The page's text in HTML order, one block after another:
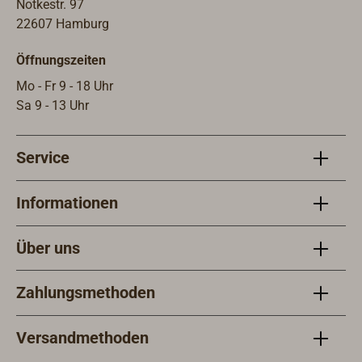
Notkestr. 97
22607 Hamburg
Öffnungszeiten
Mo - Fr 9 - 18 Uhr
Sa 9 - 13 Uhr
Service
Informationen
Über uns
Zahlungsmethoden
Versandmethoden